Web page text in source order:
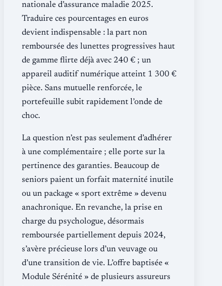
nationale d’assurance maladie 2025.
Traduire ces pourcentages en euros
devient indispensable : la part non
remboursée des lunettes progressives haut
de gamme flirte déjà avec 240 € ; un
appareil auditif numérique atteint 1 300 €
pièce. Sans mutuelle renforcée, le
portefeuille subit rapidement l’onde de
choc.
La question n’est pas seulement d’adhérer
à une complémentaire ; elle porte sur la
pertinence des garanties. Beaucoup de
seniors paient un forfait maternité inutile
ou un package « sport extrême » devenu
anachronique. En revanche, la prise en
charge du psychologue, désormais
remboursée partiellement depuis 2024,
s’avère précieuse lors d’un veuvage ou
d’une transition de vie. L’offre baptisée «
Module Sérénité » de plusieurs assureurs